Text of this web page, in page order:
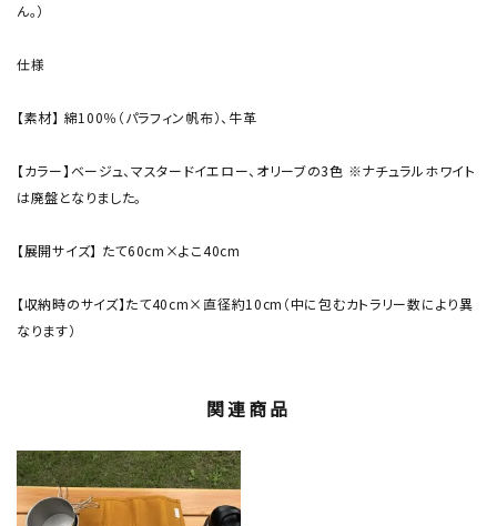
ん。）
仕様
【素材】 綿100％（パラフィン帆布）、牛革
【カラー】ベージュ、マスタードイエロー、オリーブの3色 ※ナチュラルホワイト
は廃盤となりました。
【展開サイズ】 たて60cm×よこ40cm
【収納時のサイズ】たて40cm×直径約10cm（中に包むカトラリー数により異
なります）
関連商品